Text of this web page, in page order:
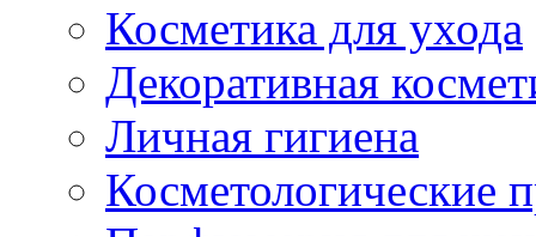
Косметика для ухода
Декоративная
Личная гигиена
Косметологические